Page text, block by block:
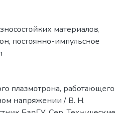
материалов,
, постоянно-импульсное
плазмотрона, работающего
напряжении / В. Н.